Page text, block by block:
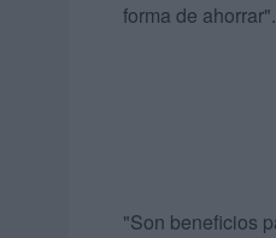
forma de ahorrar".
"Son beneficios